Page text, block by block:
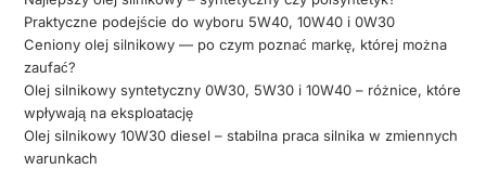
Praktyczne podejście do wyboru 5W40, 10W40 i 0W30
Ceniony olej silnikowy — po czym poznać markę, której można
zaufać?
Olej silnikowy syntetyczny 0W30, 5W30 i 10W40 – różnice, które
wpływają na eksploatację
Olej silnikowy 10W30 diesel – stabilna praca silnika w zmiennych
warunkach